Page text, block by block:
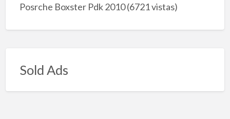
Posrche Boxster Pdk 2010(6721 vistas)
Sold Ads